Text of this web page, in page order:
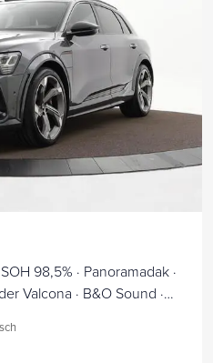
98,5% · Panoramadak ·
Valcona · B&O Sound ·